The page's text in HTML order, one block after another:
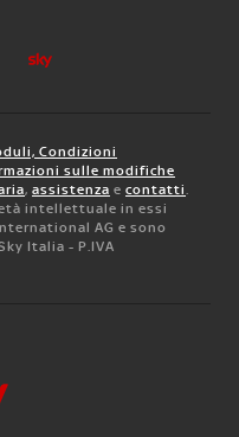
Condizioni
sulle modifiche
, assistenza e contatti.
intellettuale in essi
AG e sono
Italia - P.IVA